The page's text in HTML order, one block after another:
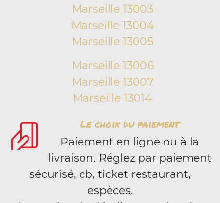
Marseille 13003
Marseille 13004
Marseille 13005
Marseille 13006
Marseille 13007
Marseille 13014
Le choix du paiement
Paiement en ligne ou à la
livraison. Réglez par paiement
sécurisé, cb, ticket restaurant,
espèces.